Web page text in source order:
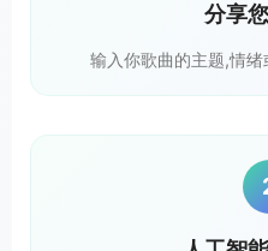
分享
输入你歌曲的主题,情绪